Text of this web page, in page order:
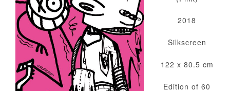
2018
Silkscreen
122 x 80.5 cm
Edition of 60